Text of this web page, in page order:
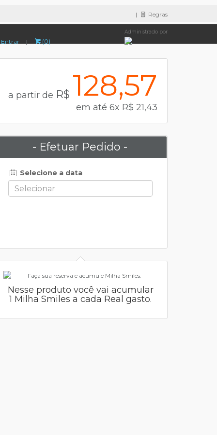
| Regras
Entrar | (0)
Administrado por
a partir de R$ 128,57
em até 6x R$ 21,43
- Efetuar Pedido -
Selecione a data
Nesse produto você vai acumular
1 Milha Smiles a cada Real gasto.